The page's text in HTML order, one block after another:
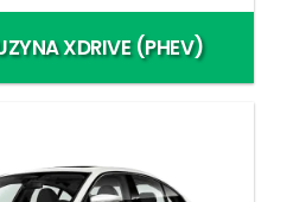
XDRIVE (PHEV)